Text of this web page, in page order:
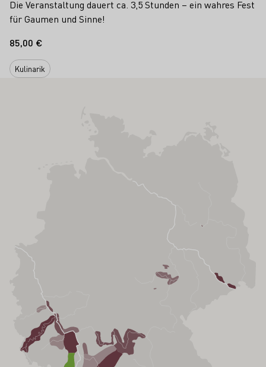
Die Veranstaltung dauert ca. 3,5 Stunden – ein wahres Fest
für Gaumen und Sinne!
85,00 €
Kulinarik